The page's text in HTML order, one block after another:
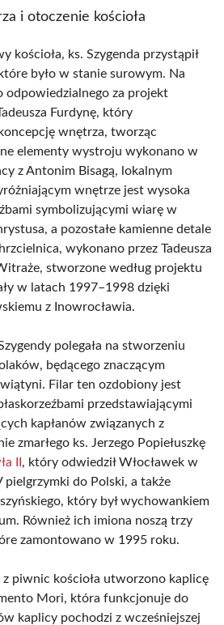
i otoczenie kościoła
kościoła, ks. Szygenda przystąpił
było w stanie surowym. Na
odpowiedzialnego za projekt
Furdynę, który
wnętrza, tworząc
elementy wystroju wykonano w
z Antonim Bisagą, lokalnym
wnętrze jest wysoka
symbolizującymi wiarę w
a pozostałe kamienne detale
wykonano przez Tadeusza
stworzone według projektu
w latach 1997–1998 dzięki
z Inowrocławia.
polegała na stworzeniu
będącego znaczącym
Filar ten ozdobiony jest
przedstawiającymi
kapłanów związanych z
zmarłego ks. Jerzego Popiełuszkę
II , który odwiedził Włocławek w
do Polski, a także
który był wychowankiem
Również ich imiona noszą trzy
zamontowano w 1995 roku.
piwnic kościoła utworzono kaplicę
Mori, która funkcjonuje do
kaplicy pochodzi z wcześniejszej